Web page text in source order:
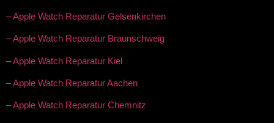
– Apple Watch Reparatur Gelsenkirchen
– Apple Watch Reparatur Braunschweig
– Apple Watch Reparatur Kiel
– Apple Watch Reparatur Aachen
– Apple Watch Reparatur Chemnitz